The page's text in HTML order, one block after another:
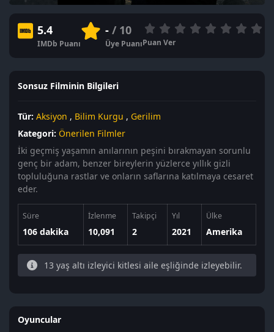
5.4
IMDb Puanı
-/ 10
Üye PuanıPuan Ver
Sonsuz Filminin Bilgileri
Tür: Aksiyon , Bilim Kurgu , Gerilim
Kategori: Önerilen Filmler
İki geçmiş yaşamın anılarının peşini bırakmayan sorunlu
genç bir adam, benzer bireylerin yüzlerce yıllık gizli
topluluğuna rastlar ve onların saflarına katılmaya cesaret
eder.
Süre
106 dakika
İzlenme
10,091
Takipçi
2
Yıl
2021
Ülke
Amerika
13 yaş altı izleyici kitlesi aile eşliğinde izleyebilir.
Oyuncular